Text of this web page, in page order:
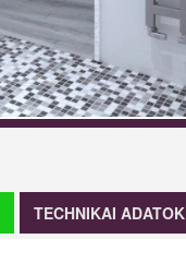
TECHNIKAI ADATOK